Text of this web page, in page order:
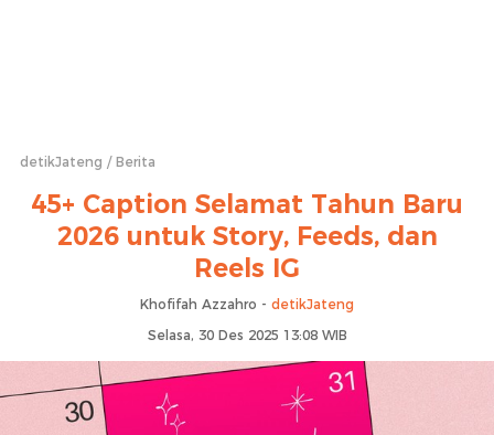
detikJateng Berita
45+ Caption Selamat Tahun Baru
2026 untuk Story, Feeds, dan
Reels IG
Khofifah Azzahro - detikJateng
Selasa, 30 Des 2025 13:08 WIB